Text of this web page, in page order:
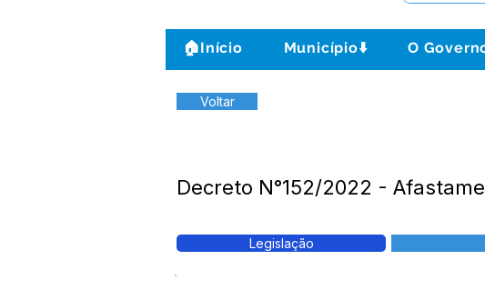
🏠Início Município⬇️ O
Voltar
Decreto N°152/2022 -
Legislação